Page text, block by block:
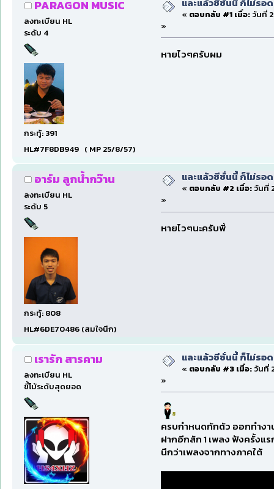
PARAGON MUSIC
ลงทะเบียน HL
ระดับ 4
กระทู้: 391
HL#7F8DB949 ( MP 25/8/57)
และแล้วซีซั่นนี้ ก็ไม่รอ
« ตอบกลับ #1 เมื่อ:วันที่
»
หายไวๆครับผม
อาร์ม ลูกน้ำกว๊าน
ลงทะเบียน HL
ระดับ 5
กระทู้: 808
HL#6DE70486 (สมใจนึก)
และแล้วซีซั่นนี้ ก็ไม่รอ
« ตอบกลับ #2 เมื่อ:วันที่
»
หายไวๆนะครับพี่
เรารัก สารคาม
ลงทะเบียน HL
ขี้โม้ระดับสุดยอด
และแล้วซีซั่นนี้ ก็ไม่รอ
« ตอบกลับ #3 เมื่อ:วันที่
»
ครบกำหนดกักตัว ออกทำง
ฝากอีกสัก 1 เพลง ฟังครั้งแ
นึกว่าเพลงจากทางภาคใต้